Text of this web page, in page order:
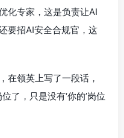
化专家，这是负责让AI
要招AI安全合规官，这
在领英上写了一段话，
了，只是没有‘你的’岗位